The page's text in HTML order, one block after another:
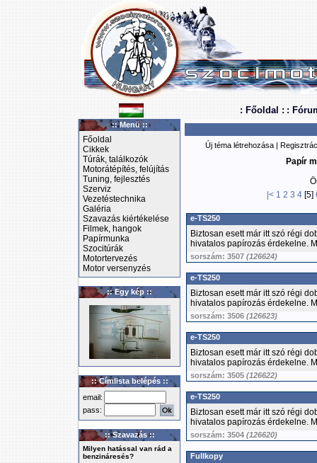
: Főoldal : :
:: Menü ::
Főoldal
Cikkek
Túrák, találkozók
Motorátépítés, felújítás
Tuning, fejlesztés
Szerviz
Vezetéstechnika
Galéria
Szavazás kiértékelése
Filmek, hangok
Papírmunka
Szocitúrák
Motortervezés
Motor versenyzés
:: Egy kép ::
:: Címlista belépés ::
email:
pass:
:: Szavazás ::
Milyen hatással van rád a
benzináresés?
Új téma létrehozása |
Papír
|< 1 2 3 4[5]
e-TS250
Biztosan esett már itt szó régi
hivatalos papírozás érdekelne.
sorszám: 3507 (126624)
e-TS250
Biztosan esett már itt szó régi
hivatalos papírozás érdekelne.
sorszám: 3506 (126623)
e-TS250
Biztosan esett már itt szó régi
hivatalos papírozás érdekelne.
sorszám: 3505 (126622)
e-TS250
Biztosan esett már itt szó régi
hivatalos papírozás érdekelne.
sorszám: 3504 (126620)
Fullkopy